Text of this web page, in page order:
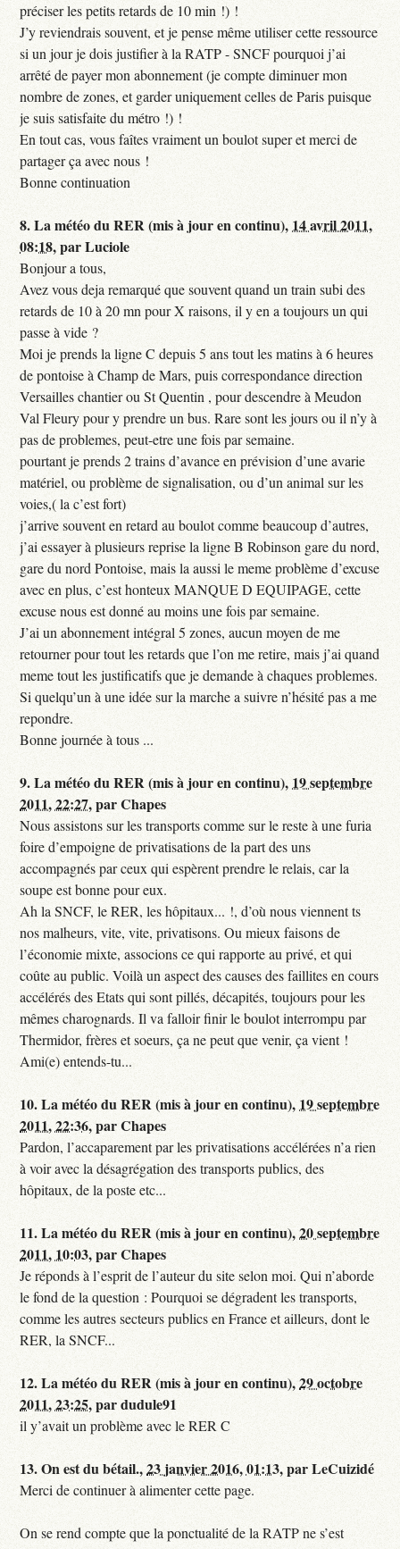
préciser les petits retards de 10 min !) !
J’y reviendrais souvent, et je pense même utiliser cette ressource
si un jour je dois justifier à la RATP - SNCF pourquoi j’ai
arrêté de payer mon abonnement (je compte diminuer mon
nombre de zones, et garder uniquement celles de Paris puisque
je suis satisfaite du métro !) !
En tout cas, vous faîtes vraiment un boulot super et merci de
partager ça avec nous !
Bonne continuation
8.La météo du RER (mis à jour en continu), 14 avril 2011,
08:18,parLuciole
Bonjour a tous,
Avez vous deja remarqué que souvent quand un train subi des
retards de 10 à 20 mn pour X raisons, il y en a toujours un qui
passe à vide ?
Moi je prends la ligne C depuis 5 ans tout les matins à 6 heures
de pontoise à Champ de Mars, puis correspondance direction
Versailles chantier ou St Quentin , pour descendre à Meudon
Val Fleury pour y prendre un bus. Rare sont les jours ou il n’y à
pas de problemes, peut-etre une fois par semaine.
pourtant je prends 2 trains d’avance en prévision d’une avarie
matériel, ou problème de signalisation, ou d’un animal sur les
voies,( la c’est fort)
j’arrive souvent en retard au boulot comme beaucoup d’autres,
j’ai essayer à plusieurs reprise la ligne B Robinson gare du nord,
gare du nord Pontoise, mais la aussi le meme problème d’excuse
avec en plus, c’est honteux MANQUE D EQUIPAGE, cette
excuse nous est donné au moins une fois par semaine.
J’ai un abonnement intégral 5 zones, aucun moyen de me
retourner pour tout les retards que l’on me retire, mais j’ai quand
meme tout les justificatifs que je demande à chaques problemes.
Si quelqu’un à une idée sur la marche a suivre n’hésité pas a me
repondre.
Bonne journée à tous ...
9.La météo du RER (mis à jour en continu), 19 septembre
2011, 22:27,parChapes
Nous assistons sur les transports comme sur le reste à une furia
foire d’empoigne de privatisations de la part des uns
accompagnés par ceux qui espèrent prendre le relais, car la
soupe est bonne pour eux.
Ah la SNCF, le RER, les hôpitaux... !, d’où nous viennent ts
nos malheurs, vite, vite, privatisons. Ou mieux faisons de
l’économie mixte, associons ce qui rapporte au privé, et qui
coûte au public. Voilà un aspect des causes des faillites en cours
accélérés des Etats qui sont pillés, décapités, toujours pour les
mêmes charognards. Il va falloir finir le boulot interrompu par
Thermidor, frères et soeurs, ça ne peut que venir, ça vient !
Ami(e) entends-tu...
10.La météo du RER (mis à jour en continu), 19 septembre
2011, 22:36,parChapes
Pardon, l’accaparement par les privatisations accélérées n’a rien
à voir avec la désagrégation des transports publics, des
hôpitaux, de la poste etc...
11.La météo du RER (mis à jour en continu),20 septembre
2011, 10:03,parChapes
Je réponds à l’esprit de l’auteur du site selon moi. Qui n’aborde
le fond de la question : Pourquoi se dégradent les transports,
comme les autres secteurs publics en France et ailleurs, dont le
RER, la SNCF...
12.La météo du RER (mis à jour en continu),29 octobre
2011, 23:25,pardudule91
il y’avait un problème avec le RER C
13.On est du bétail.,23 janvier 2016, 01:13,parLeCuizidé
Merci de continuer à alimenter cette page.
On se rend compte que la ponctualité de la RATP ne s’est